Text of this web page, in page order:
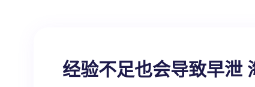
经验不足也会导致早泄